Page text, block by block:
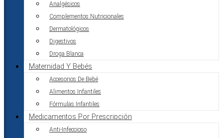
Analgésicos
Complementos Nutricionales
Dermatológicos
Digestivos
Droga Blanca
Maternidad Y Bebés
Accesorios De Bebé
Alimentos Infantiles
Fórmulas Infantiles
Medicamentos Por Prescripción
Anti-Infeccioso